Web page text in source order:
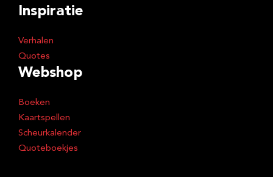
Inspiratie
Verhalen
Quotes
Webshop
Boeken
Kaartspellen
Scheurkalender
Quoteboekjes